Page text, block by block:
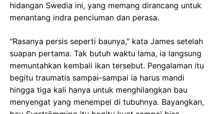
hidangan Swedia ini, yang memang dirancang untuk
menantang indra penciuman dan perasa.
"Rasanya persis seperti baunya," kata James setelah
suapan pertama. Tak butuh waktu lama, ia langsung
memuntahkan kembali ikan tersebut. Pengalaman itu
begitu traumatis sampai-sampai ia harus mandi
hingga tiga kali hanya untuk menghilangkan bau
menyengat yang menempel di tubuhnya. Bayangkan,